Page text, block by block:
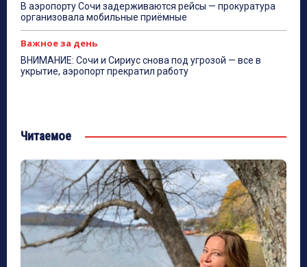
В аэропорту Сочи задерживаются рейсы — прокуратура
организовала мобильные приёмные
Важное за день
ВНИМАНИЕ: Сочи и Сириус снова под угрозой — все в
укрытие, аэропорт прекратил работу
Читаемое